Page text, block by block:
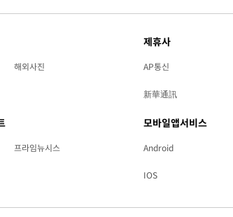
해외사진
프라임뉴시스
제휴사
AP통신
新華通訊
모바일앱서비스
Android
IOS